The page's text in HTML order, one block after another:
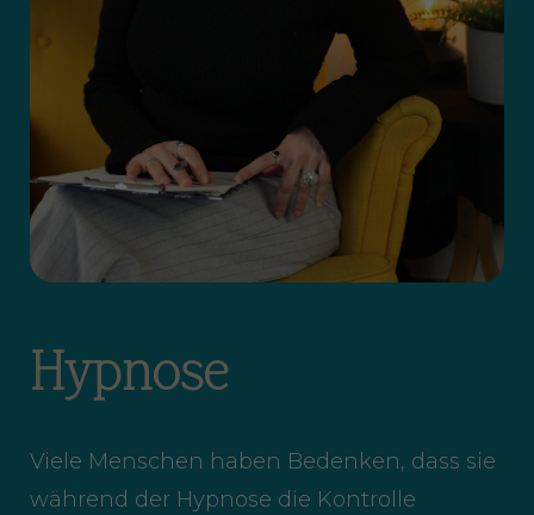
Hypnose
Viele Menschen haben Bedenken, dass sie
während der Hypnose die Kontrolle